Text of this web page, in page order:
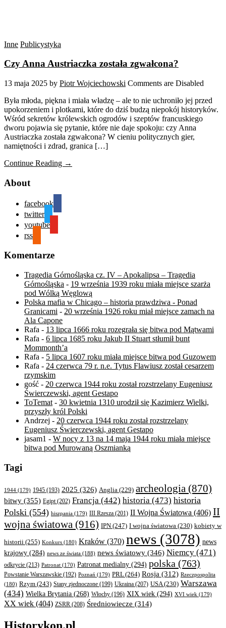
Inne Publicystyka
Czy Anna Austriaczka została zgwałcona?
13 maja 2025 by Piotr Wojciechowski Comments are Disabled
Była młoda, piękna i miała władzę – ale to nie uchroniło jej przed
upokorzeniem i plotkami, które do dziś budzą niepokój historyków.
Wśród sekretów królewskich ogrodów i szeptów francuskiego
dworu pojawia się pytanie, które nie daje spokoju: czy Anna
Austriaczka została zgwałcona? W cieniu politycznych gier,
namiętności i zdrad, granica […]
Continue Reading →
About
facebook
twitter
youtube
rss
Komentarze
Tragedia Górnośląska cz. IV – Apokalipsa – Tragedia
Górnośląska - 19 września 1939 roku miała miejsce szarża
pod Wólką Węglową
Polska mafia w Chicago – historia prawdziwa - Ponad
Granicami - 20 września 1926 roku miał miejsce zamach na
Ala Capone
Rafa - 13 lipca 1666 roku rozegrała się bitwa pod Mątwami
Rafa - 6 lipca 1685 roku Jakub II Stuart stłumił bunt
Mommonth’a
Rafa - 5 lipca 1607 roku miała miejsce bitwa pod Guzowem
Rafa - 24 czerwca 79 r. n.e. Tytus Flawiusz został cesarzem
rzymskim
gość - 20 czerwca 1944 roku został rozstrzelany Eugeniusz
Świerczewski, agent Gestapo
ToTemat - 30 kwietnia 1310 urodził się Kazimierz Wielki,
przyszły król Polski
Andrzej - 20 czerwca 1944 roku został rozstrzelany
Eugeniusz Świerczewski, agent Gestapo
jasam1 - W nocy z 13 na 14 maja 1944 roku miała miejsce
bitwa pod Murowaną Oszmianką
Tagi
1944 (179) 1945 (193) 2025 (326) Anglia (229) archeologia (870)
bitwy (355) Egipt(202) Francja (442) historia (473) historia
Polski (554) hiszpania (179) III Rzesza (201) II Wojna Światowa (406) II
wojna światowa (916) IPN (247) I wojna światowa (230) kobiety w
historii (255) Konkurs (180) Kraków (370) news (3078) news
krajowy (284) news ze świata (188) news światowy (346) Niemcy (471)
odkrycie (213) Patronat (170) Patronat medialny (294) polska (763)
Powstanie Warszawskie (192) Poznań (179) PRL(264) Rosja (312) Rzeczpospolita
(180) Rzym (243) Stany zjednoczone (199) Ukraina (207) USA(230) Warszawa
(434) Wielka Brytania (268) Włochy (196) XIX wiek (294) XVI wiek (179)
XX wiek (404) ZSRR (208) Średniowiecze (314)